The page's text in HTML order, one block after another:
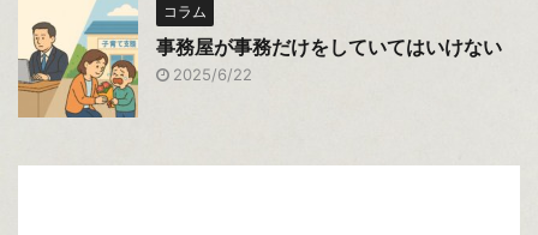
コラム
事務屋が事務だけをしていてはいけない
2025/6/22